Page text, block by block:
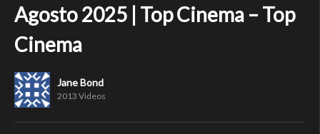
Agosto 2025 | Top Cinema – Top
Cinema
Jane Bond
2013 Videos